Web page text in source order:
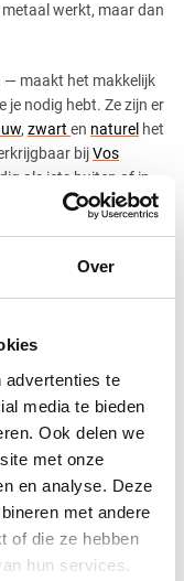
Over
advertenties te
media te bieden
Ook delen we
met onze
en analyse. Deze
met andere
of die ze hebben
hun services.
werkt, maar dan
— maakt het makkelijk
je nodig hebt. Ze zijn er
, zwart en naturel het
bijVos
als iets buiten of in
tegen UV kan.
heel hoge
die je kunt vinden.